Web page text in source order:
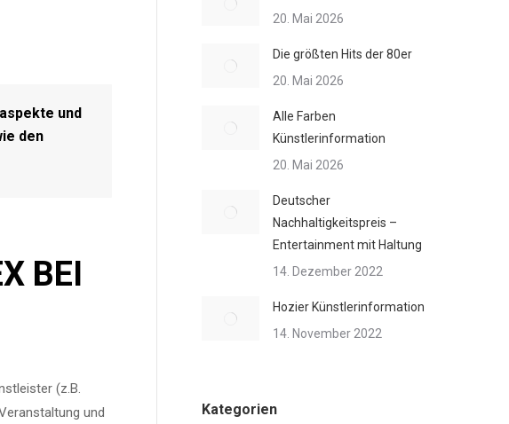
und
den
BEI
(z.B.
und
20. Mai 2026
Die größten Hits der 80er
20. Mai 2026
Alle Farben
Künstlerinformation
20. Mai 2026
Deutscher
Nachhaltigkeitspreis –
Entertainment mit Haltung
14. Dezember 2022
Hozier Künstlerinformation
14. November 2022
Kategorien